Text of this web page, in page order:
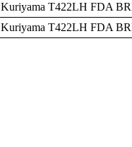
Kuriyama T422LH FDA
Kuriyama T422LH FDA